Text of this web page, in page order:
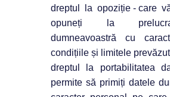
dreptul la opoziție - care
opuneți la
dumneavoastră cu
condițiile și limitele
dreptul la portabilitatea
permite să primiți datele